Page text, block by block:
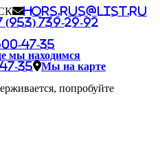
hors.rus@list.ru
(953) 739-29-92
47-35
мы находимся
35
Мы на карте
попробуйте